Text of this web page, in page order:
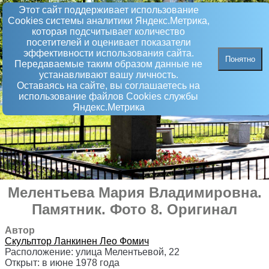
Этот сайт поддерживает использование
Сookies системы аналитики Яндекс.Метрика,
которая подсчитывает количество
посетителей и оценивает показатели
эффективности использования сайта.
Передаваемые таким образом данные не
устанавливают вашу личность.
Оставаясь на сайте, вы соглашаетесь на
использование файлов Сookies службы
Яндекс.Метрика
Понятно
Мелентьева Мария Владимировна.
Памятник. Фото 8. Оригинал
Автор
Скульптор Ланкинен Лео Фомич
Расположение: улица Мелентьевой, 22
Открыт: в июне 1978 года